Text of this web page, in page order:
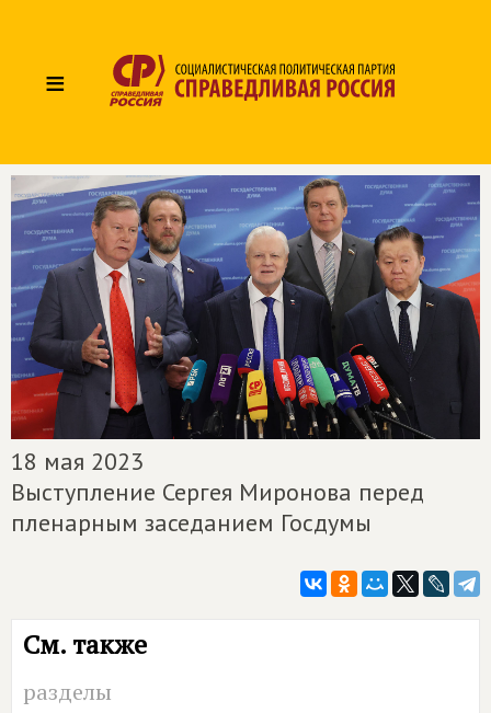
≡
18 мая 2023
Выступление Сергея Миронова перед
пленарным заседанием Госдумы
См. также
разделы